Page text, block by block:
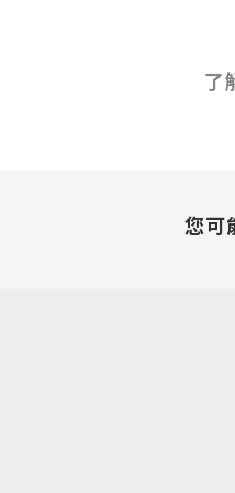
了
您可